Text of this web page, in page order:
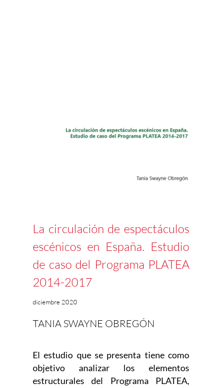
La circulación de espectáculos
escénicos en España. Estudio
de caso del Programa PLATEA
2014-2017
diciembre 2020
TANIA SWAYNE OBREGÓN
El estudio que se presenta tiene como
objetivo analizar los elementos
estructurales del Programa PLATEA,